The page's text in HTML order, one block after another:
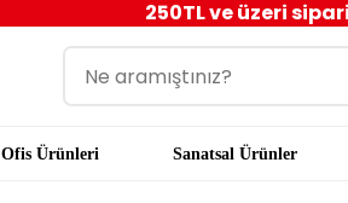
250TL ve üzeri
Ofis Ürünleri Sanatsal Ürünler